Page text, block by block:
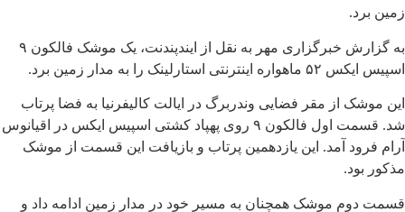
زمین برد.
به گزارش خبرگزاری مهر به نقل از ایندپندنت، یک موشک فالکون ۹
اسپیس ایکس ۵۲ ماهواره اینترنتی استارلینک را به مدار زمین برد.
این موشک از مقر فضایی وندربرگ در ایالت کالیفرنیا به فضا پرتاب
شد. قسمت اول فالکون ۹ روی پهپاد کشتی اسپیس ایکس در اقیانوس
آرام فرود آمد. این یازدهمین پرتاب و بازیافت این قسمت از موشک
مذکور بود.
قسمت دوم موشک همچنان به مسیر خود در مدار زمین ادامه داد و